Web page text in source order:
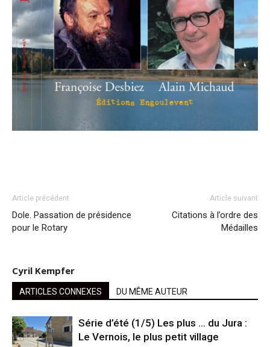
Article précédent
Dole. Passation de présidence
pour le Rotary
Article suivant
Citations à l’ordre des
Médailles
Cyril Kempfer
ARTICLES CONNEXES DU MÊME AUTEUR
Série d’été (1/5) Les plus … du Jura :
Le Vernois, le plus petit village